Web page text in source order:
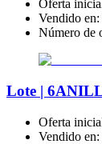
Oferta
Vendido en:
Número de
Lote | 6
Oferta
Vendido en: